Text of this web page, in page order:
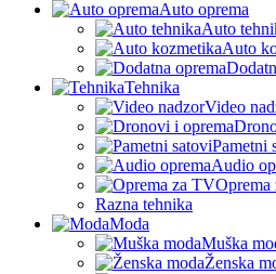
Auto oprema
Auto
Auto
Tehnika
Video
Pametni
Audio
Razna tehnika
Moda
Muška
Ženska